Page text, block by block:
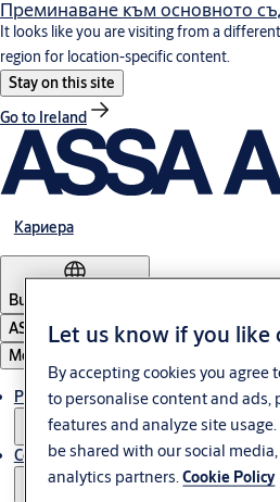
Преминаване към основното
It looks like you are visiting from a
region for location-specific content.
Stay on this site
Go to Ireland
Кариера
Bulgaria
ASSA ABLOY Group
Меню
Решения
Сервиз
Let us know if you like
By accepting cookies you agree
to personalise content and ads,
features and analyze site
be shared with our social
analytics partners.Cookie Policy